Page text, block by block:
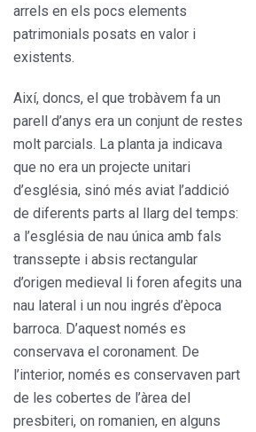
arrels en els pocs elements
patrimonials posats en valor i
existents.
Així, doncs, el que trobàvem fa un
parell d’anys era un conjunt de restes
molt parcials. La planta ja indicava
que no era un projecte unitari
d’església, sinó més aviat l’addició
de diferents parts al llarg del temps:
a l’església de nau única amb fals
transsepte i absis rectangular
d’origen medieval li foren afegits una
nau lateral i un nou ingrés d’època
barroca. D’aquest només es
conservava el coronament. De
l’interior, només es conservaven part
de les cobertes de l’àrea del
presbiteri, on romanien, en alguns